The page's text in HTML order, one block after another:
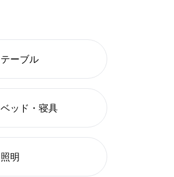
テーブル
ベッド・寝具
照明